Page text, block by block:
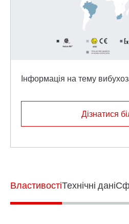
Захист поверхні та захист
Дізнатися
ВластивостіТехнічні дані